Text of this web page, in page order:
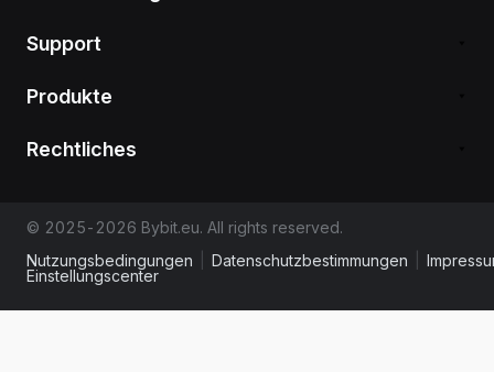
Support
Produkte
Rechtliches
© 2025-2026 Bybit.eu. All rights reserved.
Nutzungsbedingungen
Datenschutzbestimmungen
Einstellungscenter